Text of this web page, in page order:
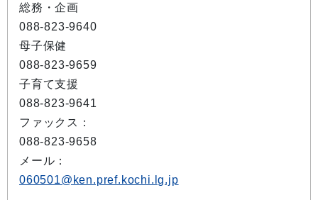
総務・企画
088-823-9640
母子保健
088-823-9659
子育て支援
088-823-9641
ファックス：
088-823-9658
メール：
060501@ken.pref.kochi.lg.jp